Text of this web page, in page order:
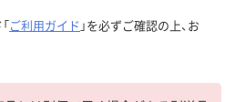
ご利用ガイド 」を必ずご確認の上、お